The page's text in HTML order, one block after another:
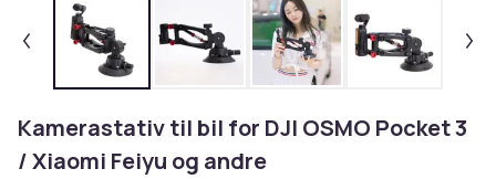
Kamerastativ til bil for DJI OSMO Pocket 3
/ Xiaomi Feiyu og andre